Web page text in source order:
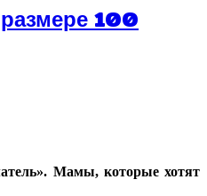
100
Мамы, которые хотят